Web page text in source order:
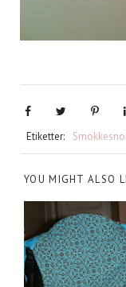
Etiketter:
YOU MIGHT ALSO